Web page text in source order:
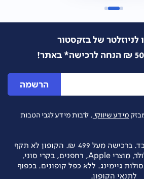
לניוזלטר של בזקסטור
הרשמה
מידע שיווקי , לרבות מידע לגבי הטבות
*לנרשמים חדשים בלבד. ברכישה מעל 499 ₪. הקופון לא תקף
ברכישת מכשירי סלולר, מוצרי Apple, רחפנים, בקרי סוני,
גיימינג. ללא כפל קופונים. בכפוף
לתנאי הקופון.